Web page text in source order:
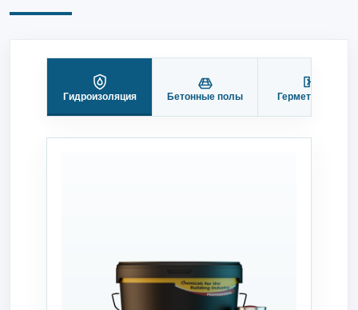
Гидроизоляция Бетонные полы Герметизация